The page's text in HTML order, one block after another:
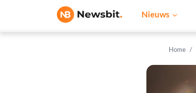
Nieuws
Home